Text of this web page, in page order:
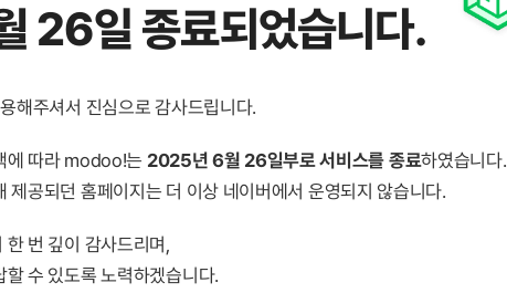
26일 종료되었습니다.
해주셔서 진심으로 감사드립니다.
에 따라 modoo!는 2025년 6월 26일부로 서비스를 종료하였습니다.
제공되던 홈페이지는 더 이상 네이버에서 운영되지 않습니다.
한 번 깊이 감사드리며,
수 있도록 노력하겠습니다.